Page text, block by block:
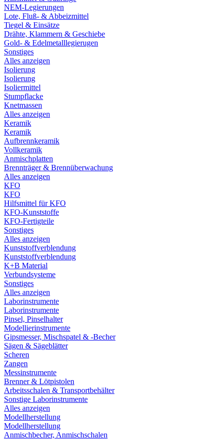
NEM-Legierungen
Lote, Fluß- & Abbeizmittel
Tiegel & Einsätze
Drähte, Klammern & Geschiebe
Gold- & Edelmetalllegierugen
Sonstiges
Alles anzeigen
Isolierung
Isolierung
Isoliermittel
Stumpflacke
Knetmassen
Alles anzeigen
Keramik
Keramik
Aufbrennkeramik
Vollkeramik
Anmischplatten
Brennträger & Brennüberwachung
Alles anzeigen
KFO
KFO
Hilfsmittel für KFO
KFO-Kunststoffe
KFO-Fertigteile
Sonstiges
Alles anzeigen
Kunststoffverblendung
Kunststoffverblendung
K+B Material
Verbundsysteme
Sonstiges
Alles anzeigen
Laborinstrumente
Laborinstrumente
Pinsel, Pinselhalter
Modellierinstrumente
Gipsmesser, Mischspatel & -Becher
Sägen & Sägeblätter
Scheren
Zangen
Messinstrumente
Brenner & Lötpistolen
Arbeitsschalen & Transportbehälter
Sonstige Laborinstrumente
Alles anzeigen
Modellherstellung
Modellherstellung
Anmischbecher, Anmischschalen